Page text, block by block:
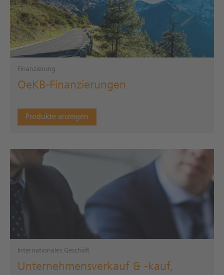
Finanzierung
OeKB-Finanzierungen
Produkte anzeigen
Internationales Geschäft
Unternehmensverkauf & -kauf,